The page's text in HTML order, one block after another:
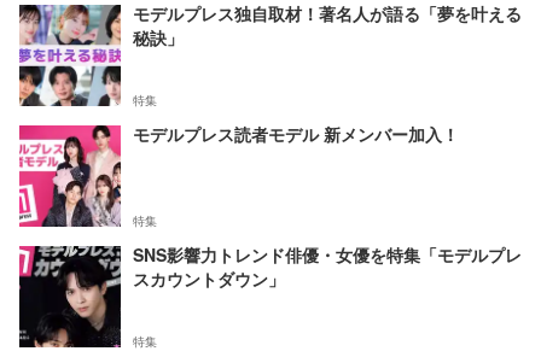
モデルプレス独自取材！著名人が語る「夢を叶える
秘訣」
特集
モデルプレス読者モデル 新メンバー加入！
特集
SNS影響力トレンド俳優・女優を特集「モデルプレ
スカウントダウン」
特集